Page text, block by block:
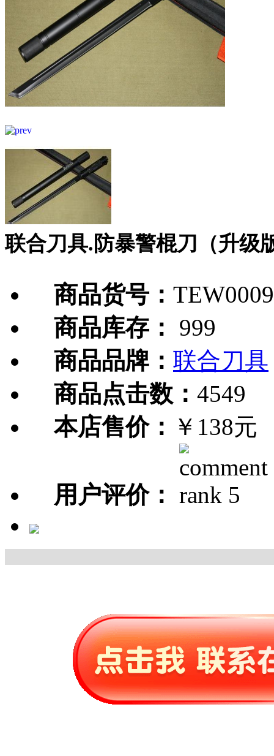
联合刀具.防暴警棍刀（升级
商品货号：
商品库存：
999
商品品牌： 联合刀具
商品点击数： 4549
本店售价： ￥138元
用户评价：